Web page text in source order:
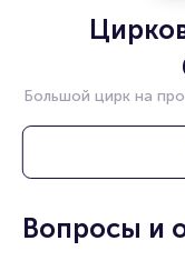
Большой цирк на
Вопросы и